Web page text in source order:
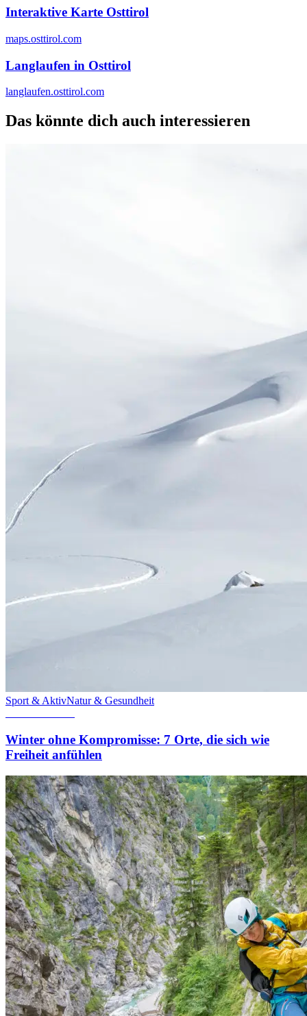
Interaktive Karte Osttirol
maps.osttirol.com
Langlaufen in Osttirol
langlaufen.osttirol.com
Das könnte dich auch interessieren
Sport & AktivNatur & Gesundheit
Winter ohne Kompromisse: 7 Orte, die sich wie
Freiheit anfühlen